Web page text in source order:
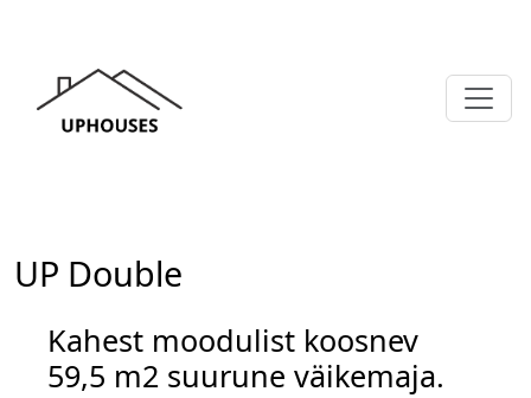
UP Double
Kahest moodulist koosnev
59,5 m2 suurune väikemaja.